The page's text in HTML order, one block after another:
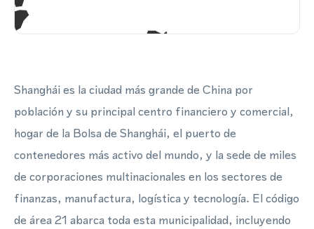
Shanghái es la ciudad más grande de China por
población y su principal centro financiero y comercial,
hogar de la Bolsa de Shanghái, el puerto de
contenedores más activo del mundo, y la sede de miles
de corporaciones multinacionales en los sectores de
finanzas, manufactura, logística y tecnología. El código
de área 21 abarca toda esta municipalidad, incluyendo